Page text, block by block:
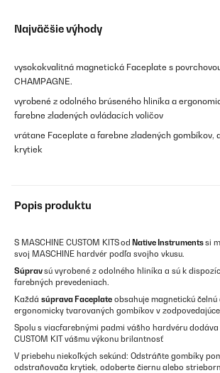
Najväčšie výhody
vysokokvalitná magnetická Faceplate s
CHAMPAGNE.
vyrobené z odolného brúseného hliníka a
farebne zladených ovládacích voličov
vrátane Faceplate a farebne zladených gombíkov,
krytiek
Popis produktu
S MASCHINE CUSTOM KITSod Native Instrumentssi
svoj MASCHINE hardvér podľa svojho vkusu.
Súpravsú vyrobené z odolného hliníka a sú k
farebných prevedeniach.
Každá súprava Faceplate obsahuje magnetickú čelnú
ergonomicky tvarovaných gombíkov v
Spolu s viacfarebnými padmi vášho hardvéru dodáva
CUSTOM KIT vášmu výkonu brilantnosť
V priebehu niekoľkých sekúnd: Odstráňte gombíky
odstraňovača krytiek, odoberte čiernu alebo